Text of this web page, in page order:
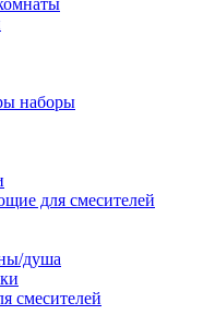
наборы
для смесителей
душа
смесителей